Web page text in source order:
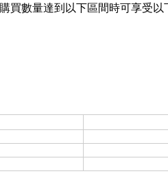
購買數量達到以下區間時可享受以